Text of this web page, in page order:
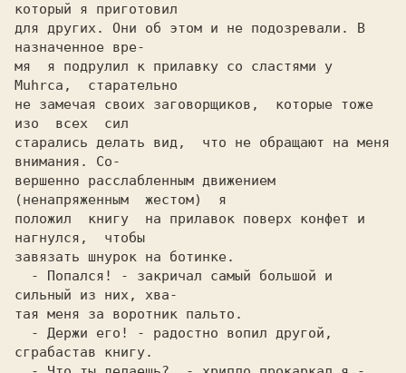
который я приготовил
для других. Они об этом и не подозревали. B
назначенное вре-
мя  я подрулил к прилавку co cлаcтями y
Muhrca,  старательно
не замечая своих заговорщиков,  которые тоже
изо  всех  сил
старались делать вид,  что не обращают на меня
внимания. Co-
вершенно раccлабленным движением
(ненапряженным  жестом)  я
положил  книгу  на прилавок поверх конфет и
нагнулся,  чтобы
завязать шнурок на ботинке.
сильный из них, хва-
тая меня за воротник пальто.
cграбаcтав книгу.